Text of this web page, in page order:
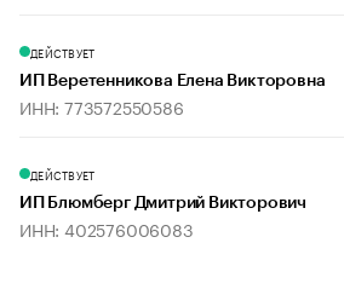
ДЕЙСТВУЕТ
ИП Веретенникова Елена Викторовна
ИНН: 773572550586
ДЕЙСТВУЕТ
ИП Блюмберг Дмитрий Викторович
ИНН: 402576006083